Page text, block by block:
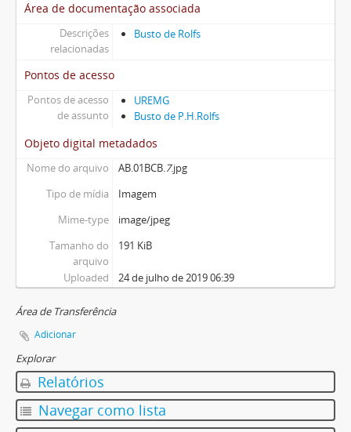
Área de documentação associada
Descrições
relacionadas
Busto de Rolfs
Pontos de acesso
Pontos de acesso
de assunto
UREMG
Busto de P.H.Rolfs
Objeto digital metadados
Nome do arquivo AB.01BCB.7.jpg
Tipo de mídia
Imagem
Mime-type
image/jpeg
Tamanho do
arquivo
191 KiB
Uploaded 24 de julho de 2019 06:39
Área de Transferência
Adicionar
Explorar
Relatórios
Navegar como lista